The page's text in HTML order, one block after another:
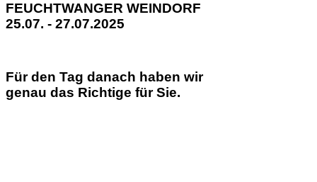
FEUCHTWANGER WEINDORF
25.07. - 27.07.2025
Für den Tag danach haben wir
genau das Richtige für Sie.